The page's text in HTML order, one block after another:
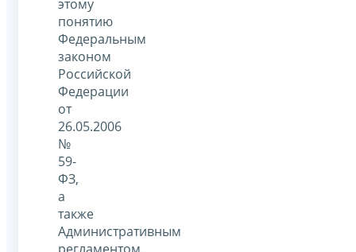
этому
понятию
Федеральным
законом
Российской
Федерации
от
26.05.2006
№
59-
ФЗ,
а
также
Административным
регламентом,